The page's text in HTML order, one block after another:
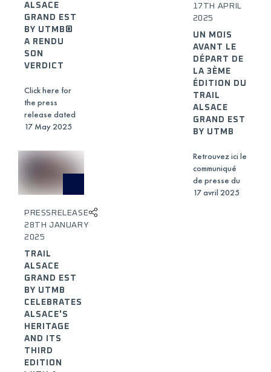
ALSACE
GRAND EST
BY UTMB®
A RENDU
SON
VERDICT
Click here for
the press
release dated
17 May 2025
PRESSRELEASE
28TH JANUARY
2025
TRAIL
ALSACE
GRAND EST
BY UTMB
CELEBRATES
ALSACE'S
HERITAGE
AND ITS
THIRD
EDITION
17TH APRIL
2025
UN MOIS
AVANT LE
DÉPART DE
LA 3ÈME
ÉDITION DU
TRAIL
ALSACE
GRAND EST
BY UTMB
Retrouvez ici le
communiqué
de presse du
17 avril 2025